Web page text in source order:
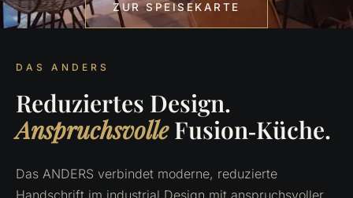
ZUR SPEISEKARTE
DAS ANDERS
Reduziertes Design.
AnspruchsvolleFusion‑Küche.
Das ANDERS verbindet moderne, reduzierte
Handschrift im industrial Design mit anspruchsvoller